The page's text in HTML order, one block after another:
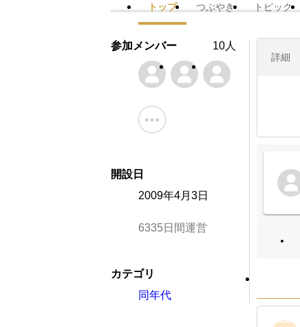
トップ つぶやき トピック
詳細
参加メンバー 10人
開設日
2009年4月3日
6335日間運営
カテゴリ
同年代